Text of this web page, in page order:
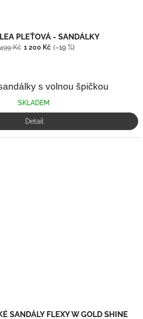
PLEŤOVÁ - SANDÁLKY
Kč 1 200 Kč (–19 %)
s volnou špičkou
SKLADEM
Detail
SANDÁLY FLEXY W GOLD SHINE